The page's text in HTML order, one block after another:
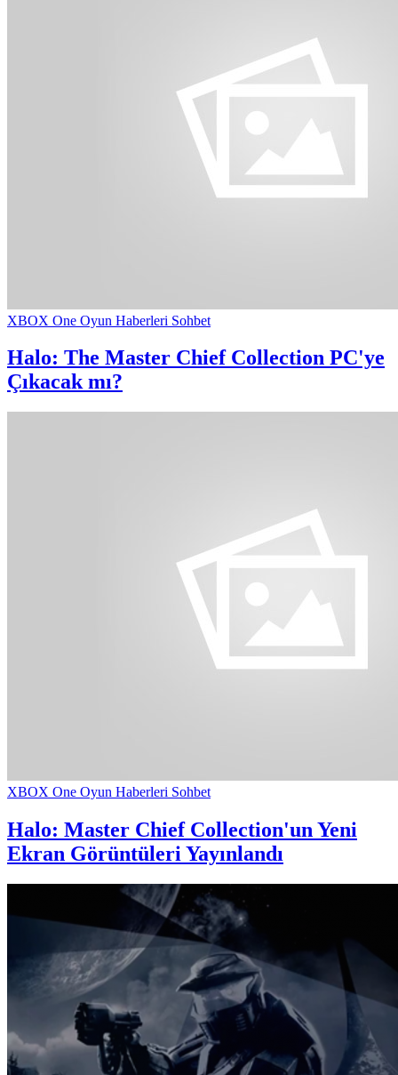
XBOX One Oyun Haberleri Sohbet
Halo: The Master Chief Collection PC'ye
Çıkacak mı?
XBOX One Oyun Haberleri Sohbet
Halo: Master Chief Collection'un Yeni
Ekran Görüntüleri Yayınlandı